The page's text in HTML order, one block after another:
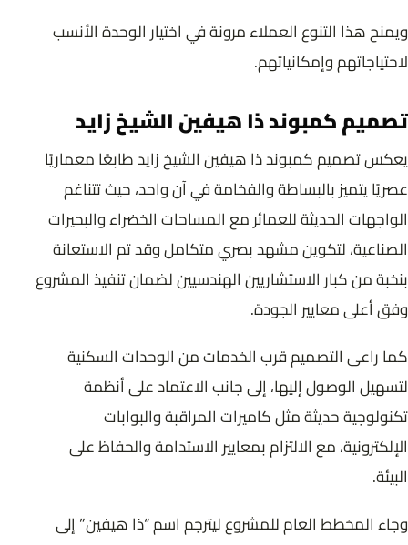
ويمنح هذا التنوع العملاء مرونة في اختيار الوحدة الأنسب
لاحتياجاتهم وإمكانياتهم.
تصميم كمبوند ذا هيفين الشيخ زايد
يعكس تصميم كمبوند ذا هيفين الشيخ زايد طابعًا معماريًا
عصريًا يتميز بالبساطة والفخامة في آن واحد، حيث تتناغم
الواجهات الحديثة للعمائر مع المساحات الخضراء والبحيرات
الصناعية، لتكوين مشهد بصري متكامل وقد تم الاستعانة
بنخبة من كبار الاستشاريين الهندسيين لضمان تنفيذ المشروع
وفق أعلى معايير الجودة.
كما راعى التصميم قرب الخدمات من الوحدات السكنية
لتسهيل الوصول إليها، إلى جانب الاعتماد على أنظمة
تكنولوجية حديثة مثل كاميرات المراقبة والبوابات
الإلكترونية، مع الالتزام بمعايير الاستدامة والحفاظ على
البيئة.
وجاء المخطط العام للمشروع ليترجم اسم “ذا هيفين” إلى